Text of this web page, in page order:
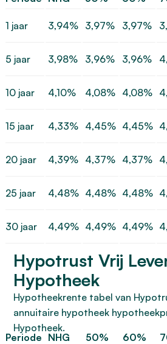
1 jaar 3,94% 3,97% 3,97%
5 jaar 3,98% 3,96% 3,96%
10 jaar 4,10% 4,08% 4,08%
15 jaar 4,33% 4,45% 4,45%
20 jaar 4,39% 4,37% 4,37%
25 jaar 4,48% 4,48% 4,48%
30 jaar 4,49% 4,49% 4,49%
Hypotrust Vrij
Hypotheek
Hypotheekrente tabel van
annuitaire hypotheek
Hypotheek.
Periode NHG 50% 60%